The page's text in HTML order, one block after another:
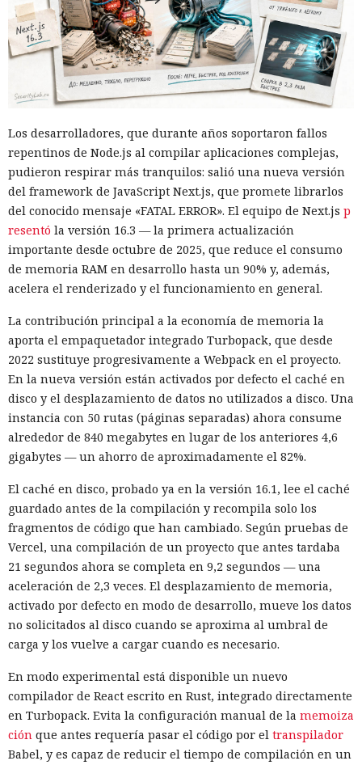
Los desarrolladores, que durante años soportaron fallos
repentinos de Node.js al compilar aplicaciones complejas,
pudieron respirar más tranquilos: salió una nueva versión
del framework de JavaScript Next.js, que promete librarlos
del conocido mensaje «FATAL ERROR». El equipo de Next.js p
resentó la versión 16.3 — la primera actualización
importante desde octubre de 2025, que reduce el consumo
de memoria RAM en desarrollo hasta un 90% y, además,
acelera el renderizado y el funcionamiento en general.
La contribución principal a la economía de memoria la
aporta el empaquetador integrado Turbopack, que desde
2022 sustituye progresivamente a Webpack en el proyecto.
En la nueva versión están activados por defecto el caché en
disco y el desplazamiento de datos no utilizados a disco. Una
instancia con 50 rutas (páginas separadas) ahora consume
alrededor de 840 megabytes en lugar de los anteriores 4,6
gigabytes — un ahorro de aproximadamente el 82%.
El caché en disco, probado ya en la versión 16.1, lee el caché
guardado antes de la compilación y recompila solo los
fragmentos de código que han cambiado. Según pruebas de
Vercel, una compilación de un proyecto que antes tardaba
21 segundos ahora se completa en 9,2 segundos — una
aceleración de 2,3 veces. El desplazamiento de memoria,
activado por defecto en modo de desarrollo, mueve los datos
no solicitados al disco cuando se aproxima al umbral de
carga y los vuelve a cargar cuando es necesario.
En modo experimental está disponible un nuevo
compilador de React escrito en Rust, integrado directamente
en Turbopack. Evita la configuración manual de la memoiza
ción que antes requería pasar el código por el transpilador
Babel, y es capaz de reducir el tiempo de compilación en un